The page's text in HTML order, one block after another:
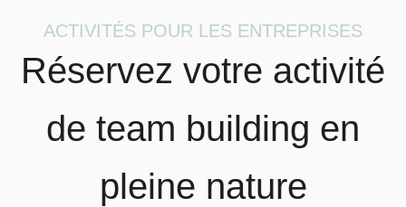
ACTIVITÉS POUR LES ENTREPRISES
Réservez votre activité
de team building en
pleine nature